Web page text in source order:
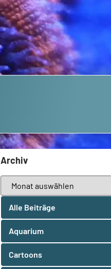
Archiv
Alle Beiträge
Aquarium
Cartoons